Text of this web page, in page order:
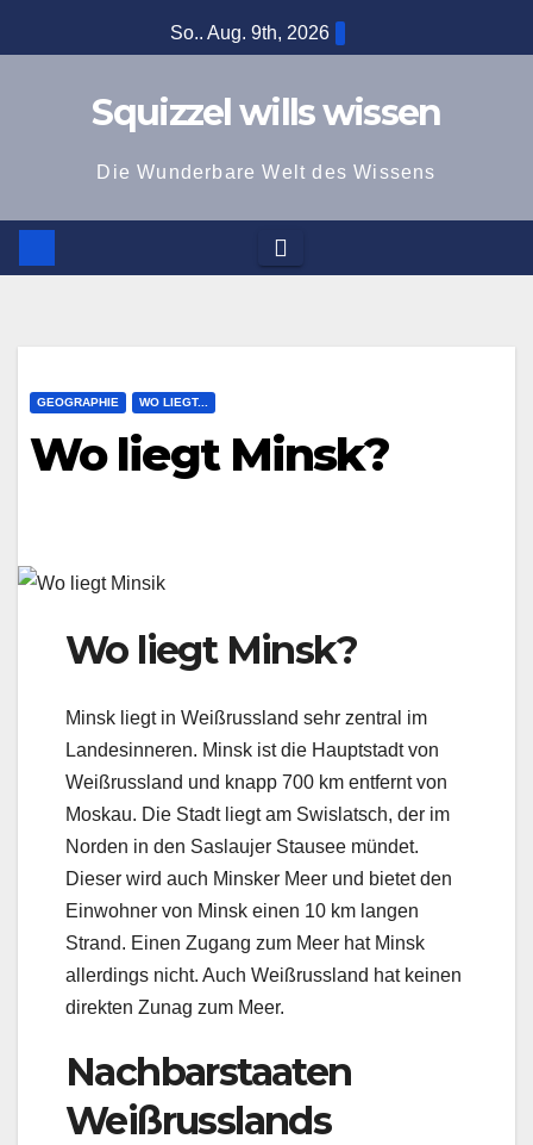
Inhalt
So.. Aug. 9th, 2026
Squizzel wills wissen
Die Wunderbare Welt des Wissens
GEOGRAPHIE WO LIEGT...
Wo liegt Minsk?
Wo liegt Minsk?
Minsk liegt in Weißrussland sehr zentral im
Landesinneren. Minsk ist die Hauptstadt von
Weißrussland und knapp 700 km entfernt von
Moskau. Die Stadt liegt am Swislatsch, der im
Norden in den Saslaujer Stausee mündet.
Dieser wird auch Minsker Meer und bietet den
Einwohner von Minsk einen 10 km langen
Strand. Einen Zugang zum Meer hat Minsk
allerdings nicht. Auch Weißrussland hat keinen
direkten Zunag zum Meer.
Nachbarstaaten
Weißrusslands